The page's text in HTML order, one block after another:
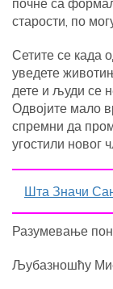
старости, по
Сетите се када
уведете
дете и људи се
Одвојите мало
спремни да
угостили новог
Шта Значи
Разумевање
Љубазношћу